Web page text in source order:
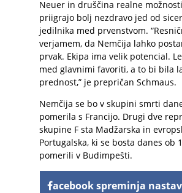
Neuer in druščina realne
priigrajo bolj nezdravo jed od
jedilnika med prvenstvom.
verjamem, da Nemčija lahko
prvak. Ekipa ima velik potencial.
med glavnimi favoriti, a to bi bila
prednost,” je prepričan Schmaus.
Nemčija se bo v skupini smrti
pomerila s Francijo. Drugi dve
skupine F sta Madžarska in
Portugalska, ki se bosta danes ob
pomerili v Budimpešti.
acebook spreminja